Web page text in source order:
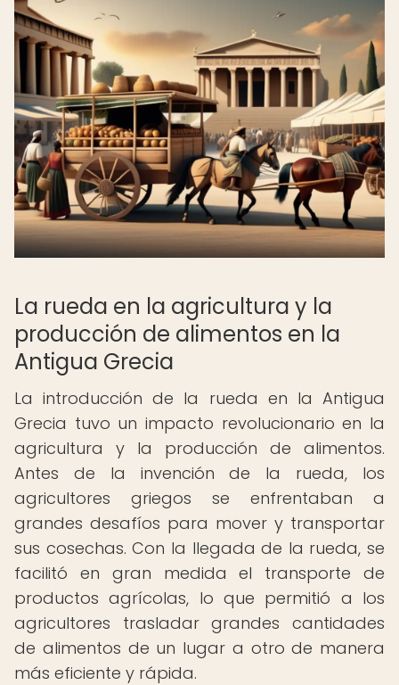
La rueda en la agricultura y la
producción de alimentos en la
Antigua Grecia
La introducción de la rueda en la Antigua
Grecia tuvo un impacto revolucionario en la
agricultura y la producción de alimentos.
Antes de la invención de la rueda, los
agricultores griegos se enfrentaban a
grandes desafíos para mover y transportar
sus cosechas. Con la llegada de la rueda, se
facilitó en gran medida el transporte de
productos agrícolas, lo que permitió a los
agricultores trasladar grandes cantidades
de alimentos de un lugar a otro de manera
más eficiente y rápida.